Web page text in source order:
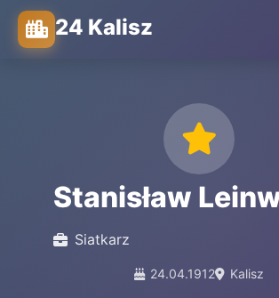
24 Kalisz
Stanisław
Siatkarz
24.04.1912 Kalisz